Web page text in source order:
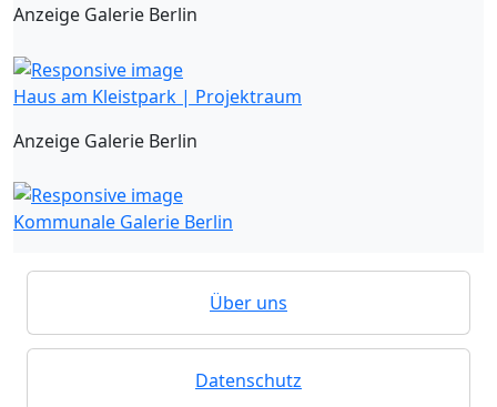
Anzeige Galerie Berlin
Haus am Kleistpark | Projektraum
Anzeige Galerie Berlin
Kommunale Galerie Berlin
Über uns
Datenschutz